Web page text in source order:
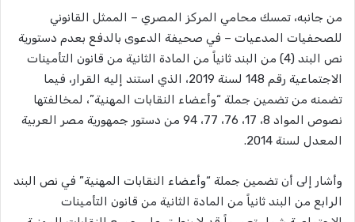
من جانبه، تمسك محامي المركز المصري – الممثل القانوني
للصحفيات المدعيات – في صحيفة الدعوى بالدفع بعدم دستورية
نص البند (4) من البند ثانياً من المادة الثانية من قانون التأمينات
الاجتماعية رقم 148 لسنة 2019، الذي استند إليه القرار، فيما
تضمنه من تضمين جملة “وأعضاء النقابات المهنية”، لمخالفتها
نصوص المواد 8، 17، 76، 77، 94 من دستور جمهورية مصر العربية
المعدل لسنة 2014.
وأشار إلى أن تضمين جملة “وأعضاء النقابات المهنية” في نص البند
الرابع من البند ثانياً من المادة الثانية من قانون التأمينات